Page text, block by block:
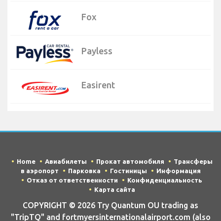
Fox
Payless
Easirent
Home Авиабилеты Прокат автомобиля
Трансферы
в аэропорт
Парковка Гостиницы
Информация
Отказ от ответственности
Конфиденциальность
Карта сайта
COPYRIGHT © 2026 Try Quantum OU trading as
"TripTQ" and fortmyersinternationalairport.com (also